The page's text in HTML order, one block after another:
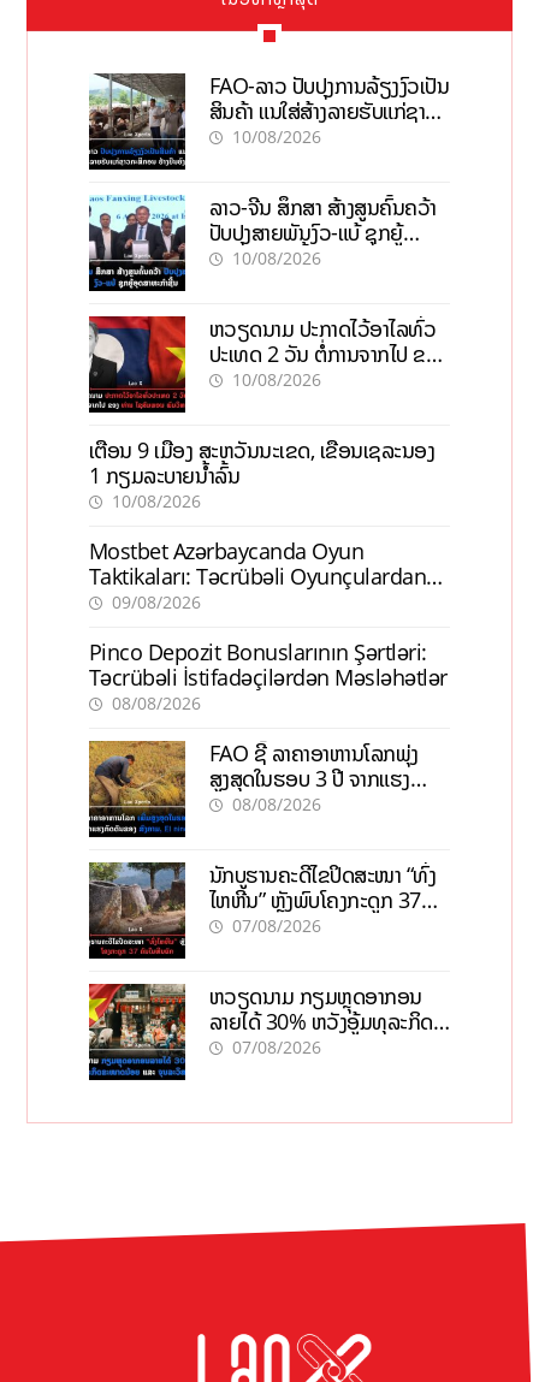
FAO-ລາວ ປັບປຸງການລ້ຽງງົວເປັນ
ສິນຄ້າ ແນໃສ່ສ້າງລາຍຮັບແກ່ຊາວ
ກະສິກອນຢ່າງຍືນຍົງ
10/08/2026
ລາວ-ຈີນ ສຶກສາ ສ້າງສູນຄົ້ນຄວ້າ
ປັບປຸງສາຍພັນງົວ-ແບ້ ຊຸກຍູ້
ອຸດສາຫະກຳຊີ້ນ
10/08/2026
ຫວຽດນາມ ປະກາດໄວ້ອາໄລທົ່ວ
ປະເທດ 2 ວັນ ຕໍ່ການຈາກໄປ ຂອງ
ທ່ານ ໄຊສົມພອນ ພົມວິຫານ
10/08/2026
ເຕືອນ 9 ເມືອງ ສະຫວັນນະເຂດ, ເຂື່ອນເຊລະນອງ
1 ກຽມລະບາຍນ້ຳລົ້ນ
10/08/2026
Mostbet Azərbaycanda Oyun
Taktikaları: Təcrübəli Oyunçulardan
İpuçları
09/08/2026
Pinco Depozit Bonuslarının Şərtləri:
Təcrübəli İstifadəçilərdən Məsləhətlər
08/08/2026
FAO ຊີ້ ລາຄາອາຫານໂລກພຸ່ງ
ສູງສຸດໃນຮອບ 3 ປີ ຈາກແຮງ
ກົດດັນຂອງສົງຄາມ, El nino
08/08/2026
ນັກບູຮານຄະດີໄຂປິດສະໜາ “ທົ່ງ
ໄຫຫີນ” ຫຼັງພົບໂຄງກະດູກ 37
ຄົນໃນຫີນຍັກ
07/08/2026
ຫວຽດນາມ ກຽມຫຼຸດອາກອນ
ລາຍໄດ້ 30% ຫວັງອູ້ມທຸລະກິດ
ຂະໜາດນ້ອຍ ແລະ ຈຸນລະ
07/08/2026